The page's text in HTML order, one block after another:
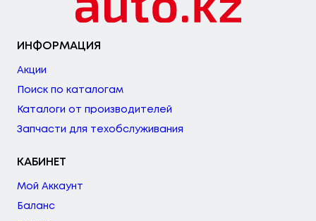
ИНФОРМАЦИЯ
Акции
Поиск по каталогам
Каталоги от производителей
Запчасти для техобслуживания
КАБИНЕТ
Мой Аккаунт
Баланс